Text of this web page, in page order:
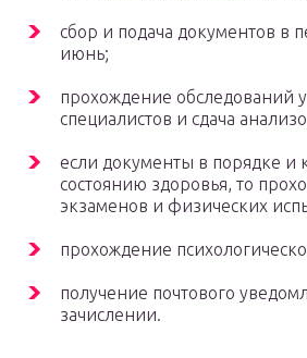
сбор и подача документов в
июнь;
прохождение обследований
специалистов и сдача
если документы в порядке и
состоянию здоровья, то
экзаменов и физических
прохождение
получение почтового
зачислении.